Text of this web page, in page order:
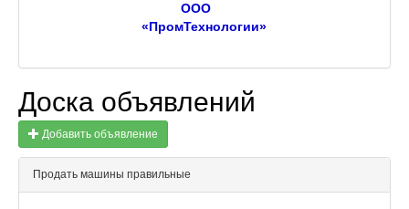
ООО
«ПромТехнологии»
Доска объявлений
Добавить объявление
Продать машины правильные